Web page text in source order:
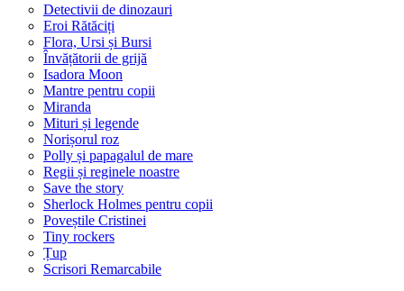
Detectivii de dinozauri
Eroi Rătăciți
Flora, Ursi și Bursi
Învățătorii de grijă
Isadora Moon
Mantre pentru copii
Miranda
Mituri și legende
Norișorul roz
Polly și papagalul de mare
Regii și reginele noastre
Save the story
Sherlock Holmes pentru copii
Poveștile Cristinei
Tiny rockers
Țup
Scrisori Remarcabile